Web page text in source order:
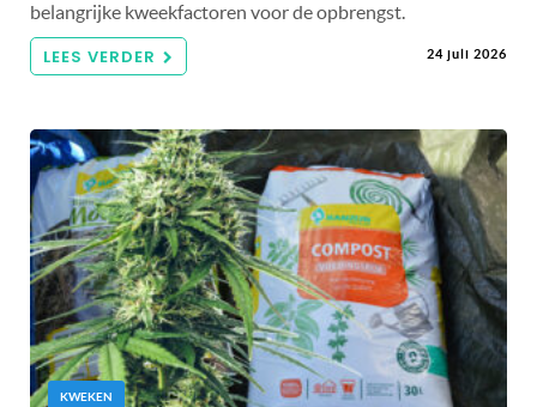
belangrijke kweekfactoren voor de opbrengst.
LEES VERDER 24 juli 2026
KWEKEN